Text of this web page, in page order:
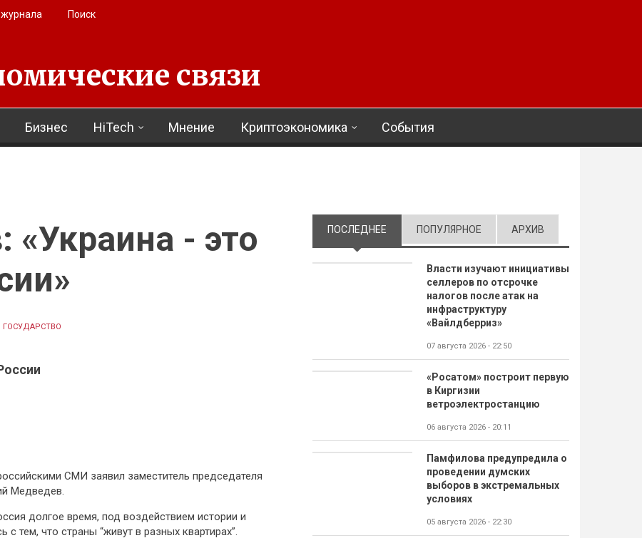
Поиск
связи
Бизнес HiTech Мнение Криптоэкономика События
- это
ГОСУДАРСТВО
СМИ заявил заместитель председателя
Медведев.
долгое время, под воздействием истории и
с тем, что страны “живут в разных квартирах”.
ПОСЛЕДНЕЕ (АКТИВНАЯ ВКЛАДКА)
ПОПУЛЯРНОЕ АРХИВ
Власти изучают инициативы
селлеров по отсрочке
налогов после атак на
инфраструктуру
«Вайлдберриз»
07 августа 2026 - 22:50
«Росатом» построит первую
в Киргизии
ветроэлектростанцию
06 августа 2026 - 20:11
Памфилова предупредила о
проведении думских
выборов в экстремальных
условиях
05 августа 2026 - 22:30